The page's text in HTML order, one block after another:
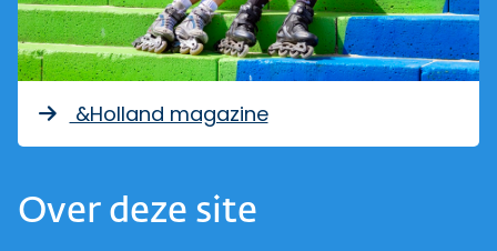
&Holland magazine
Over deze site